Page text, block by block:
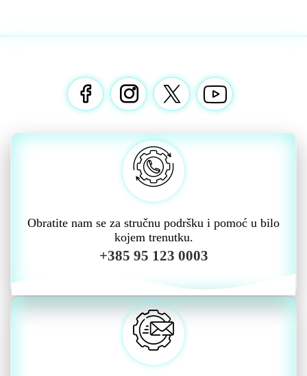
Obratite nam se za stručnu podršku i pomoć u bilo
kojem trenutku.
+385 95 123 0003